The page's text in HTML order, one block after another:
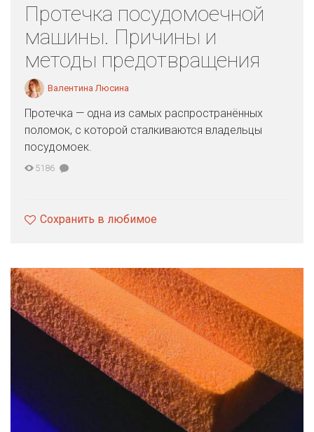
Протечка посудомоечной
машины. Причины и
методы предотвращения
Валентина Люсина
Протечка — одна из самых распространённых
поломок, с которой сталкиваются владельцы
посудомоек.
5186
Сохранить в любимое